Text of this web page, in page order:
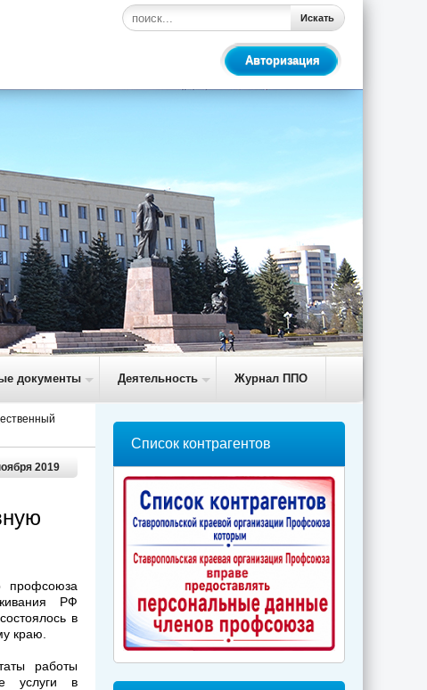
Авторизация
Искать
документы Деятельность Журнал ППО
2019
профсоюза
РФ
в
краю.
работы
услуги в
Список контрагентов